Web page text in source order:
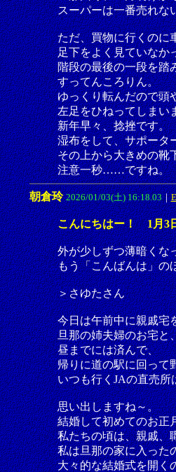
スーパーは一番売れな
ただ、買物に行くのに
足下をよく見ていなか
階段の最後の一段を踏
すってんころりん。
ゆっくり転んだので頭
左足をひねってしまい
新年早々、捻挫です。
湿布をして、サポータ
その上から大きめの靴
注意一秒……ですね。
朝倉玲 2026/01/03(土) 16:18.03｜
こんにちはー！ 1月3
外が少しずつ薄暗くな
もう「こんばんは」の
＞さゆたさん
今日は午前中に親戚宅
旦那の姉夫婦のお宅と
昼までには済んで、
帰りに道の駅に回って
いつも行くJAの直売所
思い出しますね～。
結婚して初めてのお正
私たちの頃は、親戚、
私は旦那の家に入った
大々的な結婚式を開く